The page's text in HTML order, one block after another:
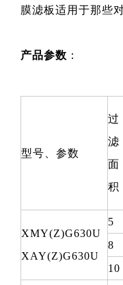
膜滤板适用于那些
产品参数 ：
型号、参数
过
滤
面
积
XMY(Z)G630U
XAY(Z)G630U
5
8
10